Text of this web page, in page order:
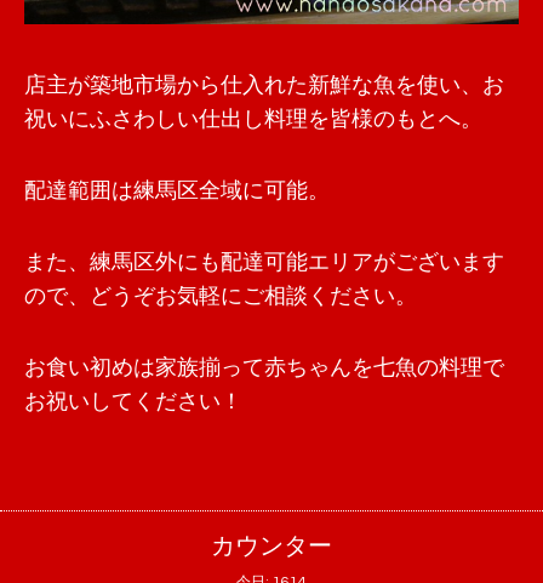
店主が築地市場から仕入れた新鮮な魚を使い、お
祝いにふさわしい仕出し料理を皆様のもとへ。
配達範囲は練馬区全域に可能。
また、練馬区外にも配達可能エリアがございます
ので、どうぞお気軽にご相談ください。
お食い初めは家族揃って赤ちゃんを七魚の料理で
お祝いしてください！
カウンター